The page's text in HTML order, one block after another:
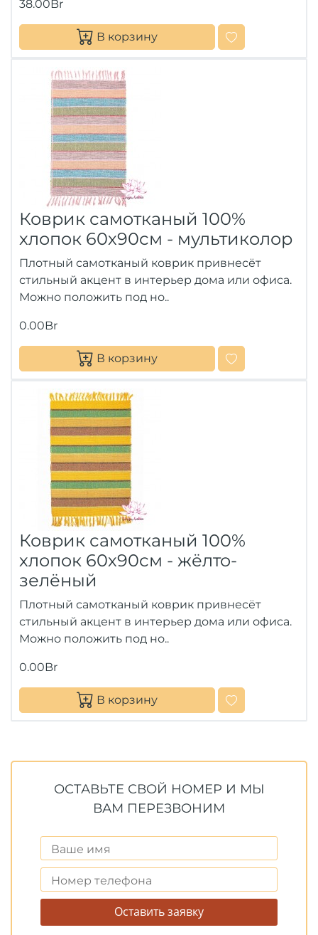
38.00Br
В корзину
Коврик самотканый 100%
хлопок 60х90см - мультиколор
Плотный самотканый коврик привнесёт
стильный акцент в интерьер дома или офиса.
Можно положить под но..
0.00Br
В корзину
Коврик самотканый 100%
хлопок 60х90см - жёлто-
зелёный
Плотный самотканый коврик привнесёт
стильный акцент в интерьер дома или офиса.
Можно положить под но..
0.00Br
В корзину
ОСТАВЬТЕ СВОЙ НОМЕР И МЫ
ВАМ ПЕРЕЗВОНИМ
Оставить заявку